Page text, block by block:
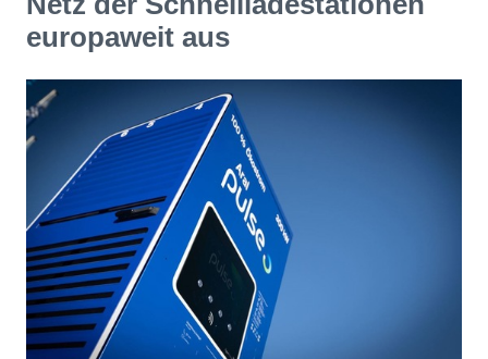
europaweit aus